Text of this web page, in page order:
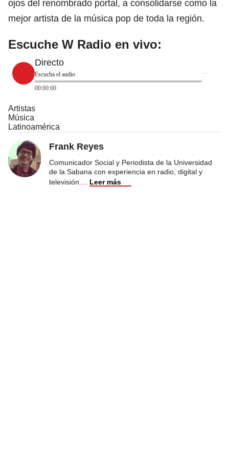
ojos del renombrado portal, a consolidarse como la
mejor artista de la música pop de toda la región.
Escuche W Radio en vivo:
Directo
Escucha el audio
00:00:00
Artistas
Música
Latinoamérica
Frank Reyes
Comunicador Social y Periodista de la Universidad
de la Sabana con experiencia en radio, digital y
televisión.
Leer más